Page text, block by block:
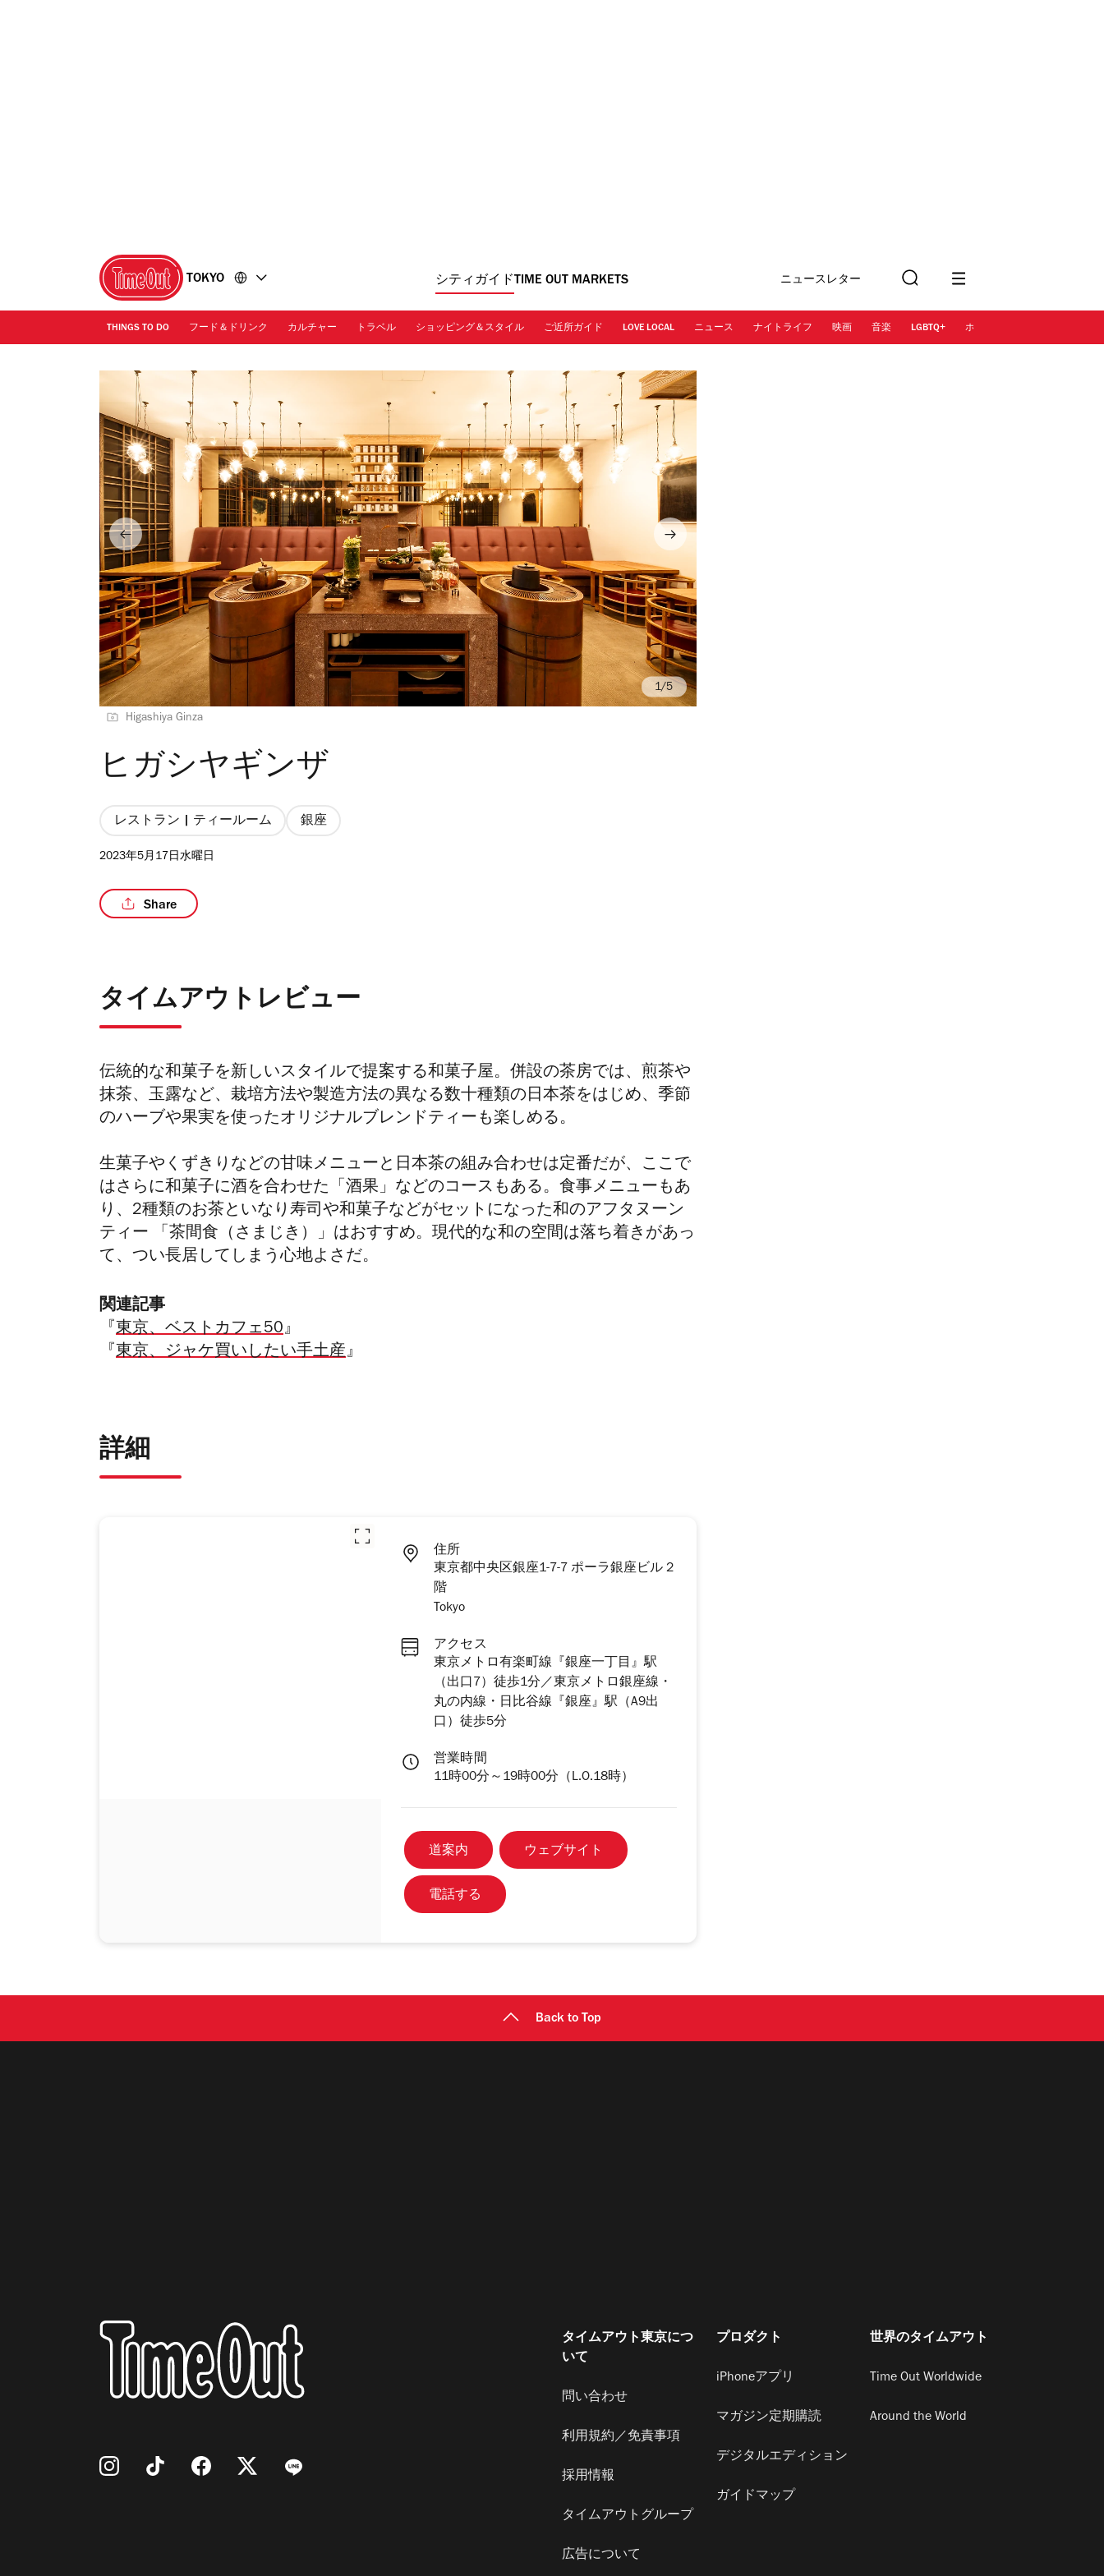
TOKYO シティガイド TIME OUT MARKETS ニュースレター
に登録
索
THINGS TO DO フード＆ドリンク カルチャー トラベル ショッピング＆スタイル ご近所ガイド LOVE LOCAL ニュース ナイトライフ 映画 音楽 LGBTQ+ ホテル
Higashiya Ginza
/5
ヒガシヤギンザ
レストラン | ティールーム 銀座
2023年5月17日水曜日
Share
タイムアウトレビュー
伝統的な和菓子を新しいスタイルで提案する和菓子屋。併設の茶房では、煎茶や
抹茶、玉露など、栽培方法や製造方法の異なる数十種類の日本茶をはじめ、季節
のハーブや果実を使ったオリジナルブレンドティーも楽しめる。
生菓子やくずきりなどの甘味メニューと日本茶の組み合わせは定番だが、ここで
はさらに和菓子に酒を合わせた「酒果」などのコースもある。食事メニューもあ
り、2種類のお茶といなり寿司や和菓子などがセットになった和のアフタヌーン
ティー 「茶間食（さまじき）」はおすすめ。現代的な和の空間は落ち着きがあっ
て、つい長居してしまう心地よさだ。
関連記事
『 東京、ベストカフェ50』
『 東京、ジャケ買いしたい手土産』
詳細
住所
東京都中央区銀座1-7-7 ポーラ銀座ビル 2
階
Tokyo
アクセス
東京メトロ有楽町線『銀座一丁目』駅
（出口7）徒歩1分／東京メトロ銀座線・
丸の内線・日比谷線『銀座』駅（A9出
口）徒歩5分
営業時間
11時00分～19時00分（L.O.18時）
道案内 ウェブサイト
電話する
Back to Top
タイムアウト東京につ
いて
問い合わせ
利用規約／免責事項
採用情報
タイムアウトグループ
広告について
プロダクト
iPhoneアプリ
マガジン定期購読
デジタルエディション
ガイドマップ
世界のタイムアウト
Time Out Worldwide
Around the World